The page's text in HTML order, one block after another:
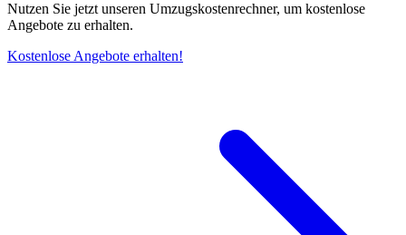
Nutzen Sie jetzt unseren Umzugskostenrechner, um kostenlose
Angebote zu erhalten.
Kostenlose Angebote erhalten!